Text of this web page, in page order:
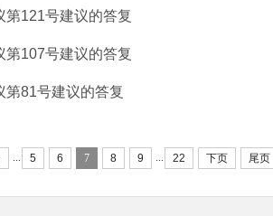
第121号建议的答复
第107号建议的答复
第81号建议的答复
5 6 7 8 9 22 下页 尾页